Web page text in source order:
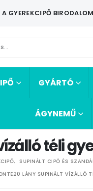
A GYEREKCIPŐ
GYÁRTÓ
ÁGYNEMŰ
téli
, SUPINÁLT CIPŐ ÉS
LÁNY SUPINÁLT